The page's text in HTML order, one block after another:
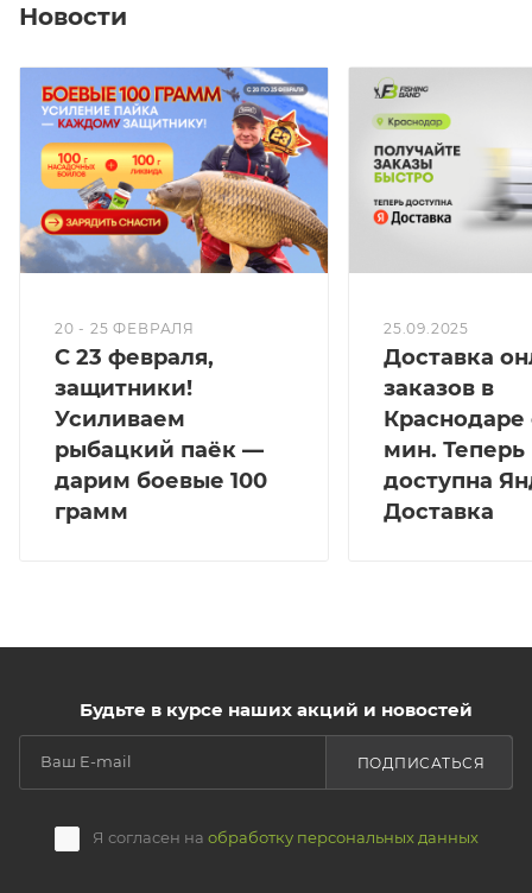
грунтозацепами, которые позволяют удерживать
способствует точной и устойчивой постановке
снасти. Насадка для оснастки может быть
различной. Крючок оснащается кукурузой или
червями, что делает его еще более
привлекательным для рыбы. Также можно
использовать пеллетс через нипель или нить.
подобрать оптимальный вариант. После
завершения рыбалки оснастка легко очищается от
остатков прикормки.
Грунтозацепы и пружина оснастки подвижны, что
позволяет им сжиматься и восстанавливаться в
прежних размерах. Таким образом, вы сможете
Мы гарантируем надежность и долговечность
продукции, чтобы вы могли наслаждаться рыбалкой
увлекательной и успешной с нашей оснасткой!
Новости
20 - 25 ФЕВРАЛЯ
С 23 февраля,
защитники!
Усиливаем
рыбацкий паёк —
дарим боевые 100
грамм
25.09.2025
Доставка
заказов в
Краснодаре
мин. Теперь
доступна
Доставка
Будьте в курсе наших акций и новостей
Я согласен на обработку персональных данных
ПОДПИСАТЬСЯ